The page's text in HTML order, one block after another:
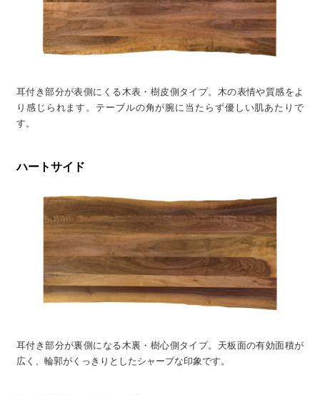
耳付き部分が表側にくる木表・樹皮側タイプ。木の表情や質感をよ
り感じられます。テーブルの角が腕に当たらず優しい肌あたりで
す。
ハートサイド
耳付き部分が裏側になる木裏・樹心側タイプ。天板面の有効面積が
広く、輪郭がくっきりとしたシャープな印象です。